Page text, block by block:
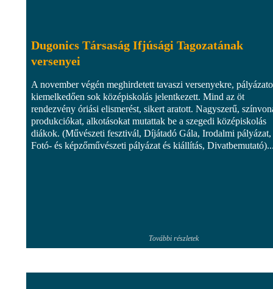
Dugonics Társaság Ifjúsági Tagozatának
versenyei
A november végén meghirdetett tavaszi versenyekre,
kiemelkedően sok középiskolás jelentkezett. Mind az öt
rendezvény óriási elismerést, sikert aratott. Nagyszerű,
produkciókat, alkotásokat mutattak be a szegedi középiskolás
diákok. (Művészeti fesztivál, Díjátadó Gála, Irodalmi pályázat,
Fotó- és képzőművészeti pályázat és kiállítás,
További részletek